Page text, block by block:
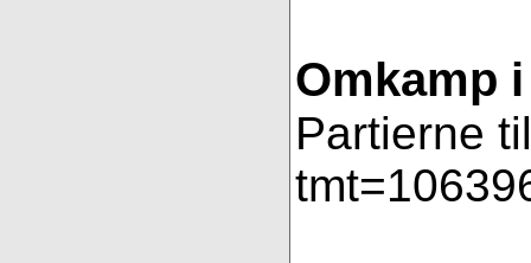
Omkamp
Partierne